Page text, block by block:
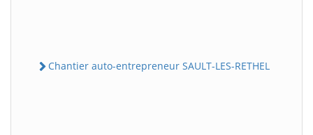
Chantier auto-entrepreneur SAULT-LES-RETHEL